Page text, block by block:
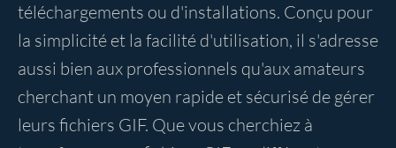
téléchargements ou d'installations. Conçu pour
la simplicité et la facilité d'utilisation, il s'adresse
aussi bien aux professionnels qu'aux amateurs
cherchant un moyen rapide et sécurisé de gérer
leurs fichiers GIF. Que vous cherchiez à